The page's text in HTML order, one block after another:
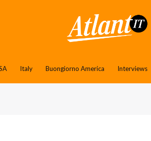
Italy Buongiorno America Interviews